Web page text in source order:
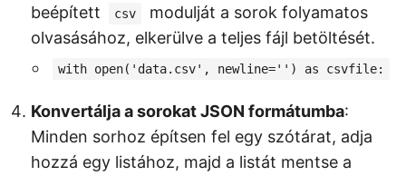
beépített
csv
modulját a sorok folyamatos
olvasásához, elkerülve a teljes fájl betöltését.
with open('data.csv', newline='') as csvfile:
Konvertálja a sorokat JSON formátumba:
Minden sorhoz építsen fel egy szótárat, adja
hozzá egy listához, majd a listát mentse a